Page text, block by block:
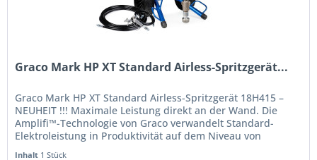
Graco Mark HP XT Standard Airless-Spritzgerät...
Graco Mark HP XT Standard Airless-Spritzgerät 18H415 –
NEUHEIT !!! Maximale Leistung direkt an der Wand. Die
Amplifi™-Technologie von Graco verwandelt Standard-
Elektroleistung in Produktivität auf dem Niveau von
Inhalt 1 Stück